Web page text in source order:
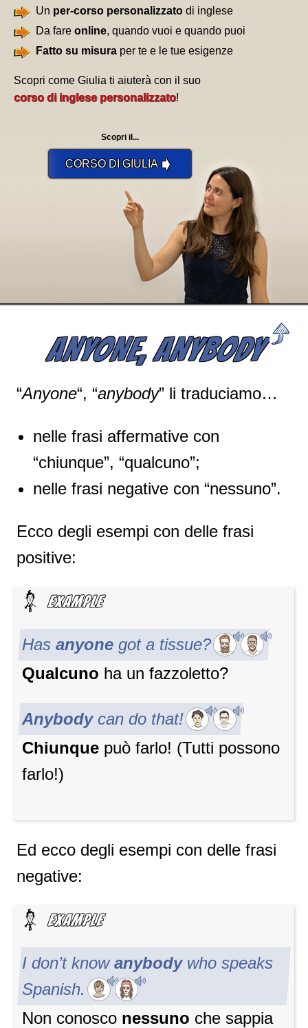
Un per-corso personalizzato di inglese
Da fare online, quando vuoi e quando puoi
Fatto su misura per te e le tue esigenze
Scopri come Giulia ti aiuterà con il suo
corso di inglese personalizzato!
Scopri il...
CORSO DI GIULIA➧
ANYONE, ANYBODY
“Anyone“, “anybody” li traduciamo…
nelle frasi affermative con
“chiunque”, “qualcuno”;
nelle frasi negative con “nessuno”.
Ecco degli esempi con delle frasi
positive:
Has anyone got a tissue?
Qualcuno ha un fazzoletto?
Anybodycan do that!
Chiunque può farlo! (Tutti possono
farlo!)
Ed ecco degli esempi con delle frasi
negative:
I don’t knowanybodywho speaks
Spanish.
Non conosco nessuno che sappia